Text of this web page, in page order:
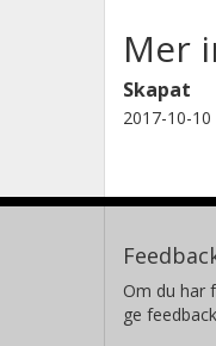
Mer
Skapat
2017-10-10
Om du har
ge